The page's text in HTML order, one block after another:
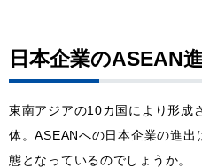
日本企業のASEAN
東南アジアの10カ国により形成
体。ASEANへの日本企業の進出
態となっているのでしょうか。